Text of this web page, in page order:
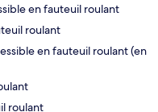
en fauteuil roulant
roulant
en fauteuil roulant (en
roulant